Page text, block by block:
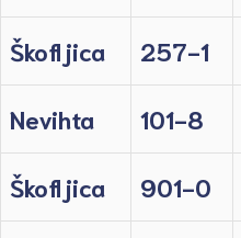
Škofljica 257-1
Nevihta 101-8
Škofljica 901-0